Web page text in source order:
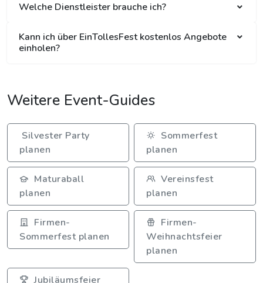
Welche Dienstleister brauche ich?
Kann ich über EinTollesFest kostenlos Angebote
einholen?
Weitere Event-Guides
Silvester Party
planen
Sommerfest
planen
Maturaball
planen
Vereinsfest
planen
Firmen-
Sommerfest planen
Firmen-
Weihnachtsfeier
planen
Jubiläumsfeier